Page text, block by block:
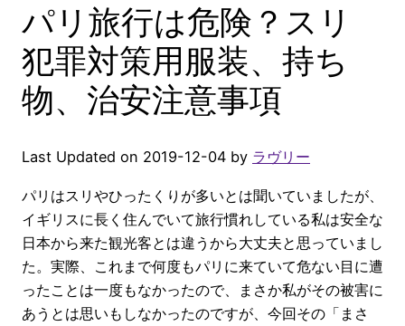
パリ旅行は危険？スリ
犯罪対策用服装、持ち
物、治安注意事項
Last Updated on 2019-12-04 by ラヴリー
パリはスリやひったくりが多いとは聞いていましたが、
イギリスに長く住んでいて旅行慣れしている私は安全な
日本から来た観光客とは違うから大丈夫と思っていまし
た。実際、これまで何度もパリに来ていて危ない目に遭
ったことは一度もなかったので、まさか私がその被害に
あうとは思いもしなかったのですが、今回その「まさ